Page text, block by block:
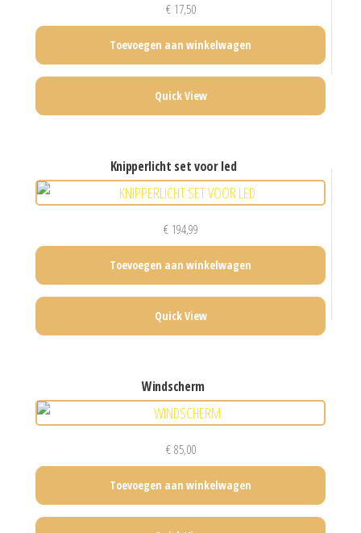
€17,50
Toevoegen aan winkelwagen
Quick View
knipperlicht set voor led
€194,99
Toevoegen aan winkelwagen
Quick View
windscherm
€85,00
Toevoegen aan winkelwagen